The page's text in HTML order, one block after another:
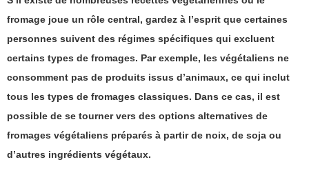
fromage joue un rôle central, gardez à l’esprit que certaines
personnes suivent des régimes spécifiques qui excluent
certains types de fromages. Par exemple, les végétaliens ne
consomment pas de produits issus d’animaux, ce qui inclut
tous les types de fromages classiques. Dans ce cas, il est
possible de se tourner vers des options alternatives de
fromages végétaliens préparés à partir de noix, de soja ou
d’autres ingrédients végétaux.